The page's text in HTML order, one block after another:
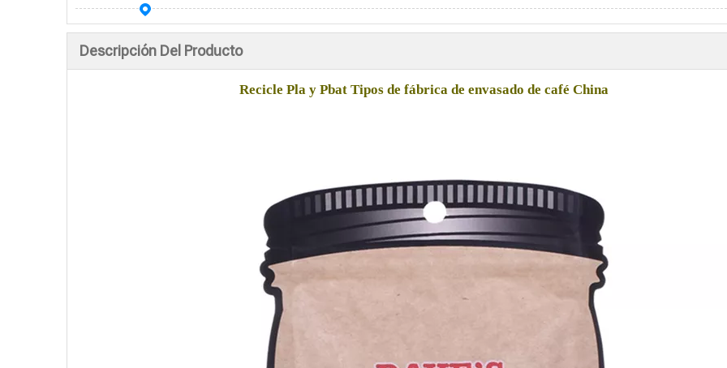
Descripción Del Producto
Recicle Pla y Pbat Tipos de fábrica de envasado de café China